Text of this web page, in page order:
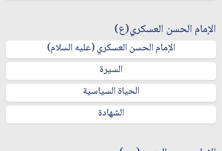
الإمام الحسن العسكري(ع)
الإمام الحسن العسكري (عليه السلام)
السيرة
الحياة السياسية
الشهادة